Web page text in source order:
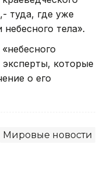
туда, где уже
тела».
эксперты, которые
о его
Мировые новости